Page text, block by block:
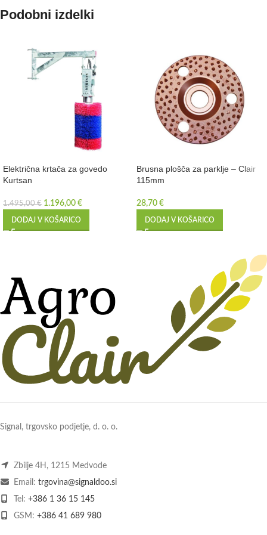
Podobni izdelki
Električna krtača za govedo
Kurtsan
1.495,00€ 1.196,00 €
DODAJ V KOŠARICO
Brusna plošča za parklje – Clair
115mm
28,70 €
DODAJ V KOŠARICO
Signal, trgovsko podjetje, d. o. o.
Zbilje 4H, 1215 Medvode
Email: trgovina@signaldoo.si
Tel: +386 1 36 15 145
GSM: +386 41 689 980